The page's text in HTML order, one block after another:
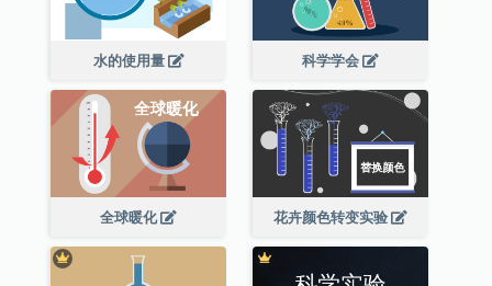
水的使用量 科学学会
全球暖化 花卉颜色转变实验